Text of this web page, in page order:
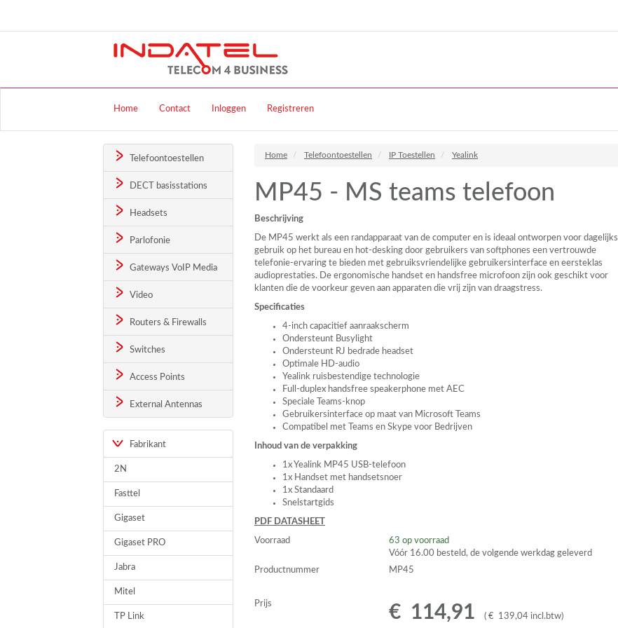
Home Contact Inloggen Registreren
Telefoontoestellen
DECT basisstations
Headsets
Parlofonie
Gateways VoIP Media
Video
Routers & Firewalls
Switches
Access Points
External Antennas
Fabrikant
2N
Fasttel
Gigaset
Gigaset PRO
Jabra
Mitel
TP Link
Home Telefoontoestellen IP Toestellen Yealink
MP45 - MS teams telefoon
Beschrijving
De MP45 werkt als een randapparaat van de computer en is ideaal ontworpen voor dagelijks
gebruik op het bureau en hot-desking door gebruikers van softphones een vertrouwde
telefonie-ervaring te bieden met gebruiksvriendelijke gebruikersinterface en eersteklas
audioprestaties. De ergonomische handset en handsfree microfoon zijn ook geschikt voor
klanten die de voorkeur geven aan apparaten die vrij zijn van draagstress.
Specificaties
4-inch capacitief aanraakscherm
Ondersteunt Busylight
Ondersteunt RJ bedrade headset
Optimale HD-audio
Yealink ruisbestendige technologie
Full-duplex handsfree speakerphone met AEC
Speciale Teams-knop
Gebruikersinterface op maat van Microsoft Teams
Compatibel met Teams en Skype voor Bedrijven
Inhoud van de verpakking
1x Yealink MP45 USB-telefoon
1x Handset met handsetsnoer
1x Standaard
Snelstartgids
PDF DATASHEET
Voorraad 63 op voorraad
Vóór 16.00 besteld, de volgende werkdag geleverd
Productnummer
MP45
Prijs € 114,91 ( € 139,04 incl.btw)